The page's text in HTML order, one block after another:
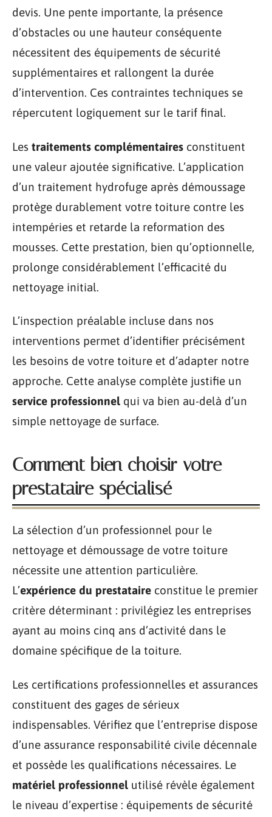
devis. Une pente importante, la présence
d’obstacles ou une hauteur conséquente
nécessitent des équipements de sécurité
supplémentaires et rallongent la durée
d’intervention. Ces contraintes techniques se
répercutent logiquement sur le tarif final.
Les traitements complémentaires constituent
une valeur ajoutée significative. L’application
d’un traitement hydrofuge après démoussage
protège durablement votre toiture contre les
intempéries et retarde la reformation des
mousses. Cette prestation, bien qu’optionnelle,
prolonge considérablement l’efficacité du
nettoyage initial.
L’inspection préalable incluse dans nos
interventions permet d’identifier précisément
les besoins de votre toiture et d’adapter notre
approche. Cette analyse complète justifie un
service professionnel qui va bien au-delà d’un
simple nettoyage de surface.
Comment bien choisir votre
prestataire spécialisé
La sélection d’un professionnel pour le
nettoyage et démoussage de votre toiture
nécessite une attention particulière.
L’expérience du prestataire constitue le premier
critère déterminant : privilégiez les entreprises
ayant au moins cinq ans d’activité dans le
domaine spécifique de la toiture.
Les certifications professionnelles et assurances
constituent des gages de sérieux
indispensables. Vérifiez que l’entreprise dispose
d’une assurance responsabilité civile décennale
et possède les qualifications nécessaires. Le
matériel professionnel utilisé révèle également
le niveau d’expertise : équipements de sécurité